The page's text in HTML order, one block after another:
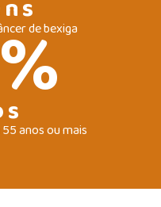
de bexiga
anos ou mais